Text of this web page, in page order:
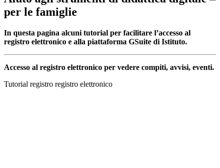
per le famiglie
In questa pagina alcuni tutorial per facilitare l’accesso al
registro elettronico e alla piattaforma GSuite di Istituto.
Accesso al registro elettronico per vedere compiti, avvisi, eventi.
Tutorial registro registro elettronico